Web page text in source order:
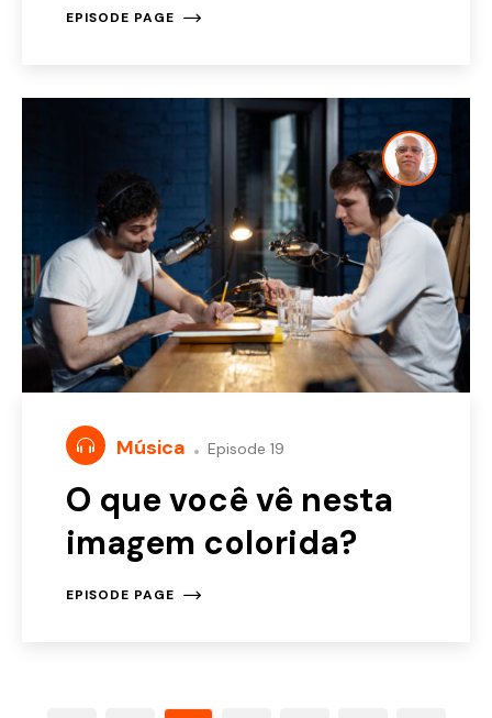
EPISODE PAGE
Música Episode 19
O que você vê nesta
imagem colorida?
EPISODE PAGE